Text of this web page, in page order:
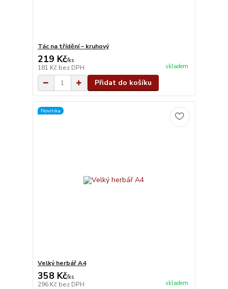
Tác na třídění – kruhový
219 Kč/ks
181 Kč bez DPH skladem
Přidat do košíku
Novinka
Velký herbář A4
358 Kč/ks
296 Kč bez DPH skladem